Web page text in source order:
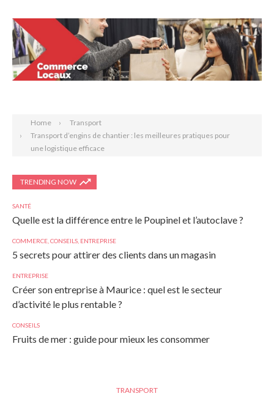
Home
Transport
Transport d’engins de chantier : les meilleures pratiques pour
une logistique efficace
TRENDING NOW
SANTÉ
Quelle est la différence entre le Poupinel et l’autoclave ?
COMMERCE CONSEILS ENTREPRISE
5 secrets pour attirer des clients dans un magasin
ENTREPRISE
Créer son entreprise à Maurice : quel est le secteur
d’activité le plus rentable ?
CONSEILS
Fruits de mer : guide pour mieux les consommer
TRANSPORT